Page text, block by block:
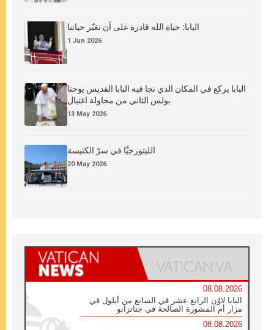
البابا: حياة الله قادرة على أن تغيّر حياتنا
1 Jun 2026
البابا يركع في المكان الذي نجا فيه البابا القديس يوحنا
بولس الثاني من محاولة اغتيال
13 May 2026
الليتورجيَّا في سرّ الكنيسة
20 May 2026
08.08.2026
البابا لاوُن الرابع عشر في السابع من أيلول في
مزار أم المشورة الصالحة في جناتزانو
08.08.2026